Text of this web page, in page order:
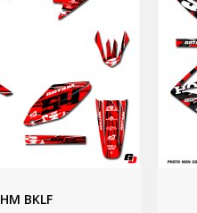
HM BKLF